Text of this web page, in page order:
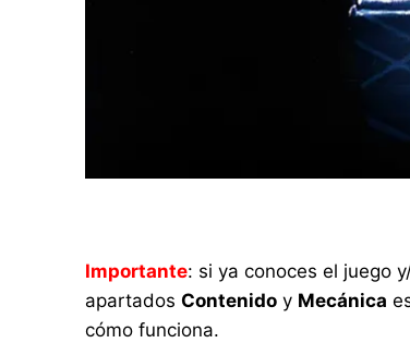
Importante: si ya conoces el juego
apartadosContenido y Mecánica
cómo funciona.